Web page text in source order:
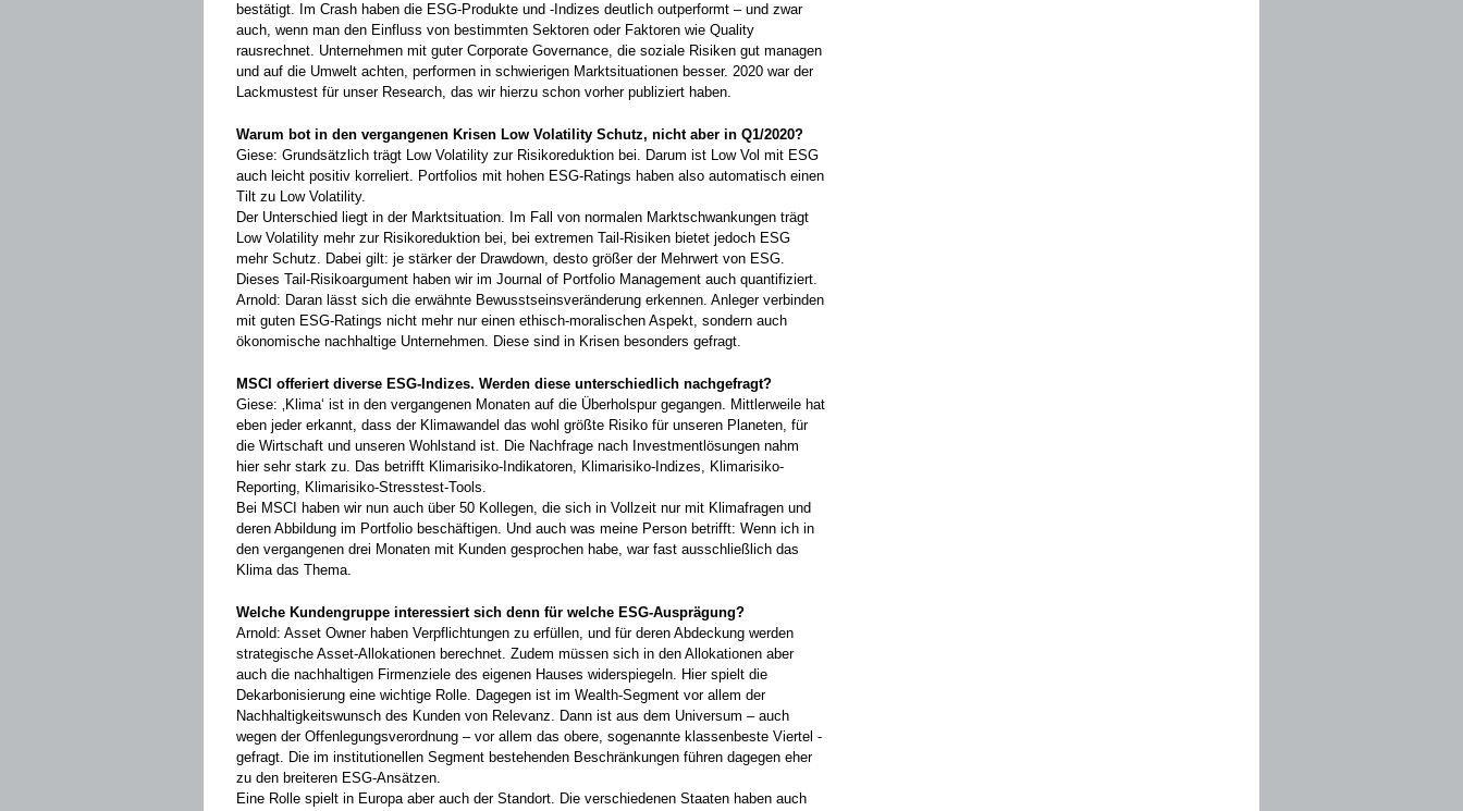
bestätigt. Im Crash haben die ESG-Produkte und -Indizes deutlich outperformt – und zwar
auch, wenn man den ­Einfluss von bestimmten Sektoren oder Faktoren wie Quality
rausrechnet. Unternehmen mit guter Corporate Governance, die soziale Risiken gut managen
und auf die Umwelt achten, performen in schwierigen Marktsituationen besser. 2020 war der
Lackmustest für unser Research, das wir hierzu schon vorher publiziert haben.
Warum bot in den vergangenen Krisen Low Volatility Schutz, nicht aber in Q1/2020?
Giese: Grundsätzlich trägt Low Volatility zur Risikoreduktion bei. Darum ist Low Vol mit ESG
auch leicht positiv korreliert. Portfolios mit hohen ESG-Ratings haben also automatisch einen
Tilt zu Low Volatility.
Der Unterschied liegt in der Marktsituation. Im Fall von normalen Marktschwankungen trägt
Low Volatility mehr zur Risikoreduk­tion bei, bei extremen Tail-Risiken bietet ­jedoch ESG
mehr Schutz. Dabei gilt: je ­stärker der Drawdown, desto größer der Mehrwert von ESG.
Dieses Tail-Risiko­argument haben wir im Journal of Portfolio Management auch quantifiziert.
Arnold: Daran lässt sich die erwähnte ­Bewusstseinsveränderung erkennen. Anleger verbinden
mit guten ESG-Ratings nicht mehr nur einen ethisch-moralischen ­Aspekt, sondern auch
ökonomische nachhaltige Unternehmen. Diese sind in Krisen besonders gefragt.
MSCI offeriert diverse ESG-Indizes. Werden diese unterschiedlich nachgefragt?
Giese: ‚Klima‘ ist in den vergangenen ­Monaten auf die Überholspur gegangen. Mittlerweile hat
eben jeder erkannt, dass der Klimawandel das wohl größte Risiko für unseren Planeten, für
die Wirtschaft und unseren Wohlstand ist. Die Nachfrage nach Investmentlösungen nahm
hier sehr stark zu. Das betrifft Klimarisiko-Indikatoren, Klimarisiko-Indizes, Klimarisiko-
Reporting, Klimarisiko-Stresstest-Tools.
Bei MSCI haben wir nun auch über 50 ­Kollegen, die sich in Vollzeit nur mit Klima­fragen und
deren Abbildung im Portfolio beschäftigen. Und auch was meine Person betrifft: Wenn ich in
den vergangenen drei Monaten mit Kunden gesprochen habe, war fast ausschließlich das
Klima das Thema.
Welche Kundengruppe interessiert sich denn für welche ESG-Ausprägung?
Arnold: Asset Owner haben Verpflichtungen zu erfüllen, und für deren Abdeckung werden
strategische Asset-Allokationen ­berechnet. Zudem müssen sich in den ­Allokationen aber
auch die nachhaltigen Firmenziele des eigenen Hauses wider­spiegeln. Hier spielt die
Dekarbonisierung eine wichtige Rolle. Dagegen ist im Wealth-Segment vor allem der
Nachhaltigkeitswunsch des Kunden von Relevanz. Dann ist aus dem Universum – auch
wegen der ­Offenlegungsverordnung – vor allem das obere, sogenannte klassenbeste Viertel ­
gefragt. Die im institutionellen Segment ­bestehenden ­Beschränkungen führen dagegen eher
zu den breiteren ESG-Ansätzen.
Eine Rolle spielt in Europa aber auch der Standort. Die verschiedenen Staaten haben auch